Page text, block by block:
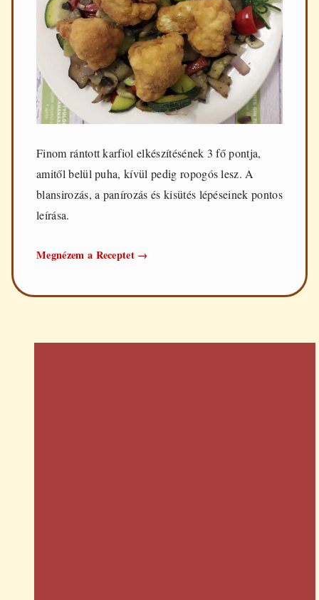
Finom rántott karfiol elkészítésének 3 fő pontja,
amitől belül puha, kívül pedig ropogós lesz. A
blansirozás, a panírozás és kisütés lépéseinek pontos
leírása.
Megnézem a Receptet Rántott
→